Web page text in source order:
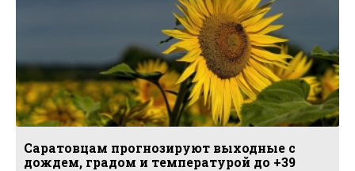
Саратовцам прогнозируют выходные с
дождем, градом и температурой до +39